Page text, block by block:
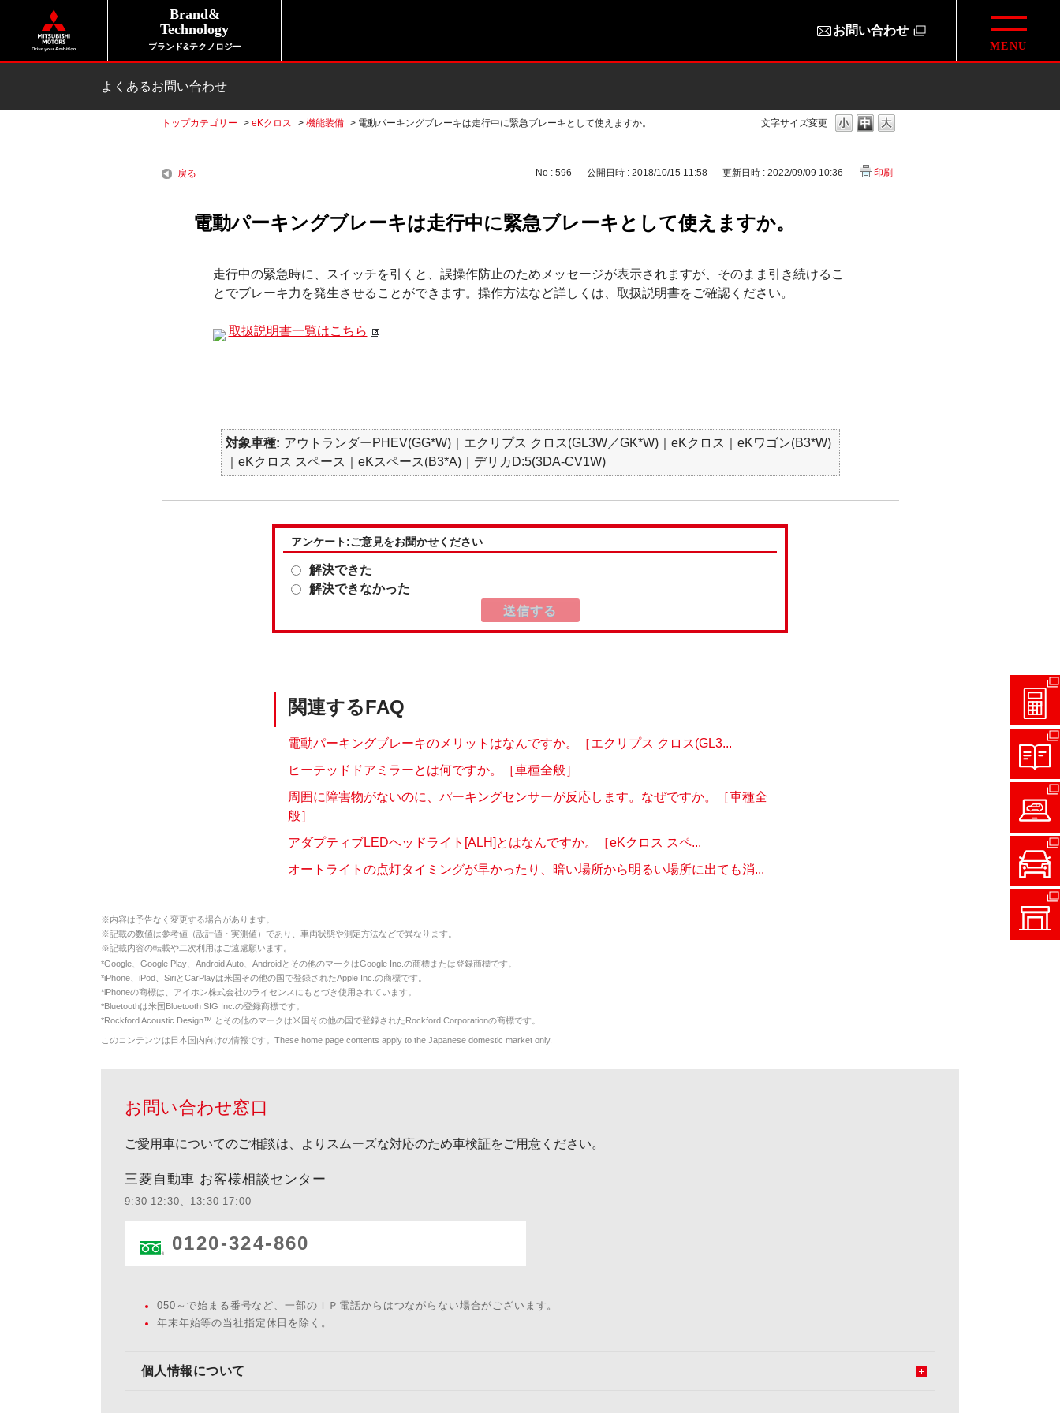
Brand&
Technology
ブランド&テクノロジー
お問い合わせ
よくあるお問い合わせ
文字サイズ変更
トップカテゴリー > eKクロス > 機能装備 > 電動パーキングブレーキは走行中に緊急ブレーキとして使えますか。
戻る No : 596 公開日時 : 2018/10/15 11:58 更新日時 : 2022/09/09 10:36 印刷
電動パーキングブレーキは走行中に緊急ブレーキとして使えますか。
走行中の緊急時に、スイッチを引くと、誤操作防止のためメッセージが表示されますが、そのまま引き続けるこ
とでブレーキ力を発生させることができます。操作方法など詳しくは、取扱説明書をご確認ください。
取扱説明書一覧はこちら
対象車種
アウトランダーPHEV(GG*W)｜エクリプス クロス(GL3W／GK*W)｜eKクロス｜eKワゴン(B3*W)
｜eKクロス スペース｜eKスペース(B3*A)｜デリカD:5(3DA-CV1W)
アンケート:ご意見をお聞かせください
解決できた
解決できなかった
関連するFAQ
電動パーキングブレーキのメリットはなんですか。［エクリプス クロス(GL3...
ヒーテッドドアミラーとは何ですか。［車種全般］
周囲に障害物がないのに、パーキングセンサーが反応します。なぜですか。［車種全
般］
アダプティブLEDヘッドライト[ALH]とはなんですか。［eKクロス スペ...
オートライトの点灯タイミングが早かったり、暗い場所から明るい場所に出ても消...
※内容は予告なく変更する場合があります。
※記載の数値は参考値（設計値・実測値）であり、車両状態や測定方法などで異なります。
※記載内容の転載や二次利用はご遠慮願います。
*Google、Google Play、Android Auto、Androidとその他のマークはGoogle Inc.の商標または登録商標です。
*iPhone、iPod、SiriとCarPlayは米国その他の国で登録されたApple Inc.の商標です。
*iPhoneの商標は、アイホン株式会社のライセンスにもとづき使用されています。
*Bluetoothは米国Bluetooth SIG Inc.の登録商標です。
*Rockford Acoustic Design™ とその他のマークは米国その他の国で登録されたRockford Corporationの商標です。
このコンテンツは日本国内向けの情報です。These home page contents apply to the Japanese domestic market only.
お問い合わせ窓口
ご愛用車についてのご相談は、よりスムーズな対応のため車検証をご用意ください。
三菱自動車 お客様相談センター
9:30-12:30、13:30-17:00
0120-324-860
050～で始まる番号など、一部のＩＰ電話からはつながらない場合がございます。
年末年始等の当社指定休日を除く。
個人情報について